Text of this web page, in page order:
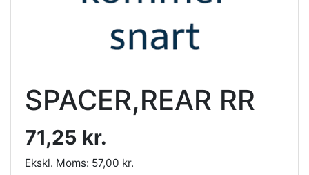
SPACER,REAR RR
71,25 kr.
Ekskl. Moms: 57,00 kr.